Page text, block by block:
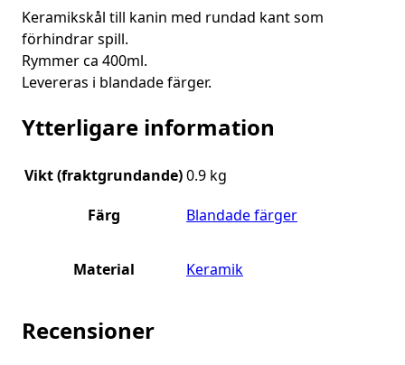
Keramikskål till kanin med rundad kant som
förhindrar spill.
Rymmer ca 400ml.
Levereras i blandade färger.
Ytterligare information
Vikt (fraktgrundande)0.9 kg
Färg
Blandade färger
Material Keramik
Recensioner